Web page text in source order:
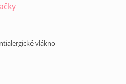
vlákno